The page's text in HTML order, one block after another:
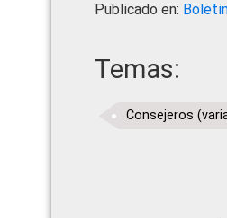
Publicado en:
Temas:
Consejeros